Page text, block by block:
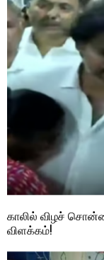
காலில் விழச்
விளக்கம்!